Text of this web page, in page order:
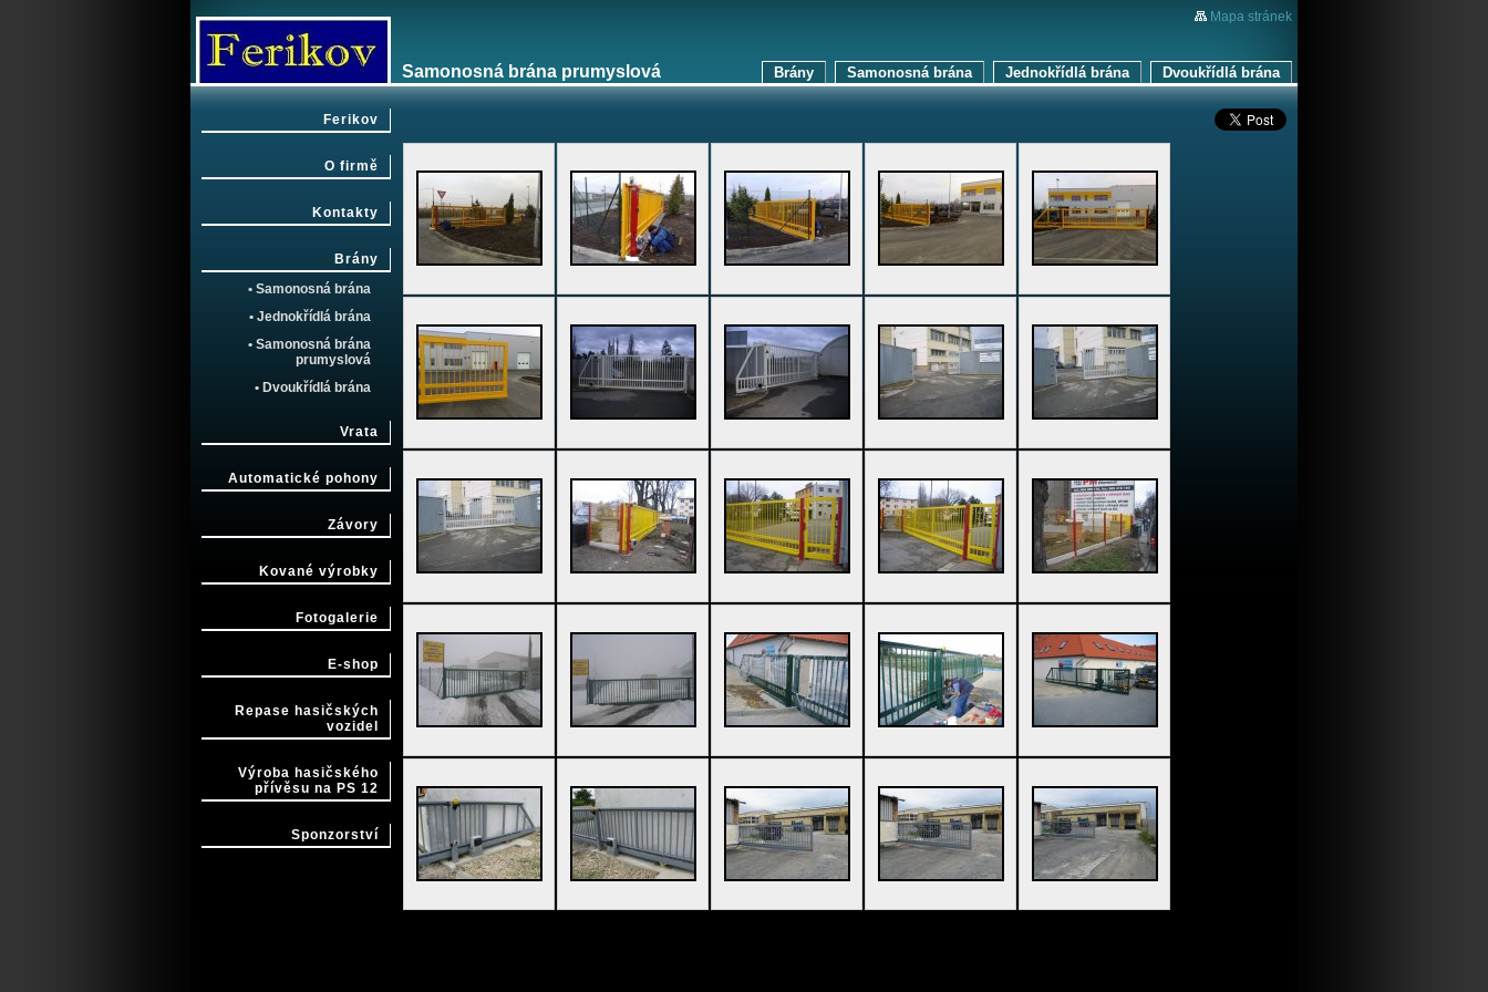
Mapa stránek
Samonosná brána prumyslová Dvoukřídlá brána
Jednokřídlá brána
Samonosná brána
Brány
Ferikov
O firmě
Kontakty
Brány
• Samonosná brána
• Jednokřídlá brána
• Samonosná brána
prumyslová
• Dvoukřídlá brána
Vrata
Automatické pohony
Závory
Kované výrobky
Fotogalerie
E-shop
Repase hasičských
vozidel
Výroba hasičského
přívěsu na PS 12
Sponzorství